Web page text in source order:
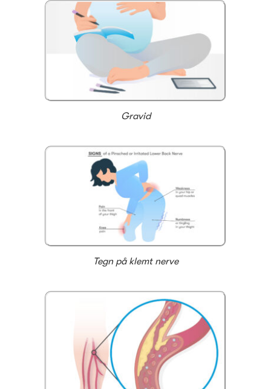
Gravid
Tegn på klemt nerve